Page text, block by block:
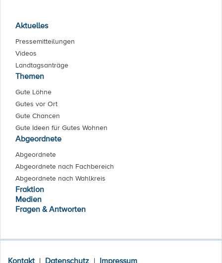
Aktuelles
Pressemitteilungen
Videos
Landtagsanträge
Themen
Gute Löhne
Gutes vor Ort
Gute Chancen
Gute Ideen für Gutes Wohnen
Abgeordnete
Abgeordnete
Abgeordnete nach Fachbereich
Abgeordnete nach Wahlkreis
Fraktion
Medien
Fragen & Antworten
Kontakt | Datenschutz | Impressum